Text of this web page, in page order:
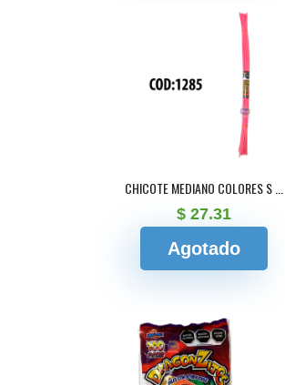
CHICOTE MEDIANO COLORES S ...
$ 27.31
Agotado